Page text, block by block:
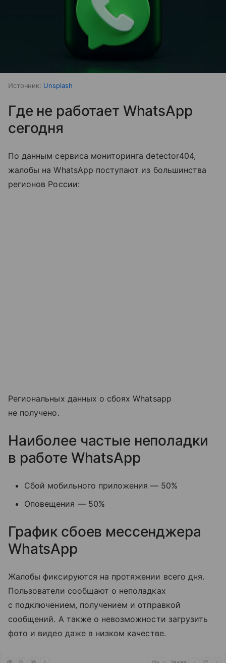
Источник: Unsplash
Где не работает WhatsApp
сегодня
По данным сервиса мониторинга detector404,
жалобы на WhatsApp поступают из большинства
регионов России:
Региональных данных о сбоях Whatsapp
не получено.
Наиболее частые неполадки
в работе WhatsApp
Сбой мобильного приложения — 50%
Оповещения — 50%
График сбоев мессенджера
WhatsApp
Жалобы фиксируются на протяжении всего дня.
Пользователи сообщают о неполадках
с подключением, получением и отправкой
сообщений. А также о невозможности загрузить
фото и видео даже в низком качестве.